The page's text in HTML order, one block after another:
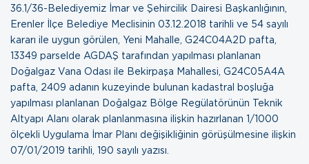
36.1/36-Belediyemiz İmar ve Şehircilik Dairesi Başkanlığının,
Erenler İlçe Belediye Meclisinin 03.12.2018 tarihli ve 54 sayılı
kararı ile uygun görülen, Yeni Mahalle, G24C04A2D pafta,
13349 parselde AGDAŞ tarafından yapılması planlanan
Doğalgaz Vana Odası ile Bekirpaşa Mahallesi, G24C05A4A
pafta, 2409 adanın kuzeyinde bulunan kadastral boşluğa
yapılması planlanan Doğalgaz Bölge Regülatörünün Teknik
Altyapı Alanı olarak planlanmasına ilişkin hazırlanan 1/1000
ölçekli Uygulama İmar Planı değişikliğinin görüşülmesine ilişkin
07/01/2019 tarihli, 190 sayılı yazısı